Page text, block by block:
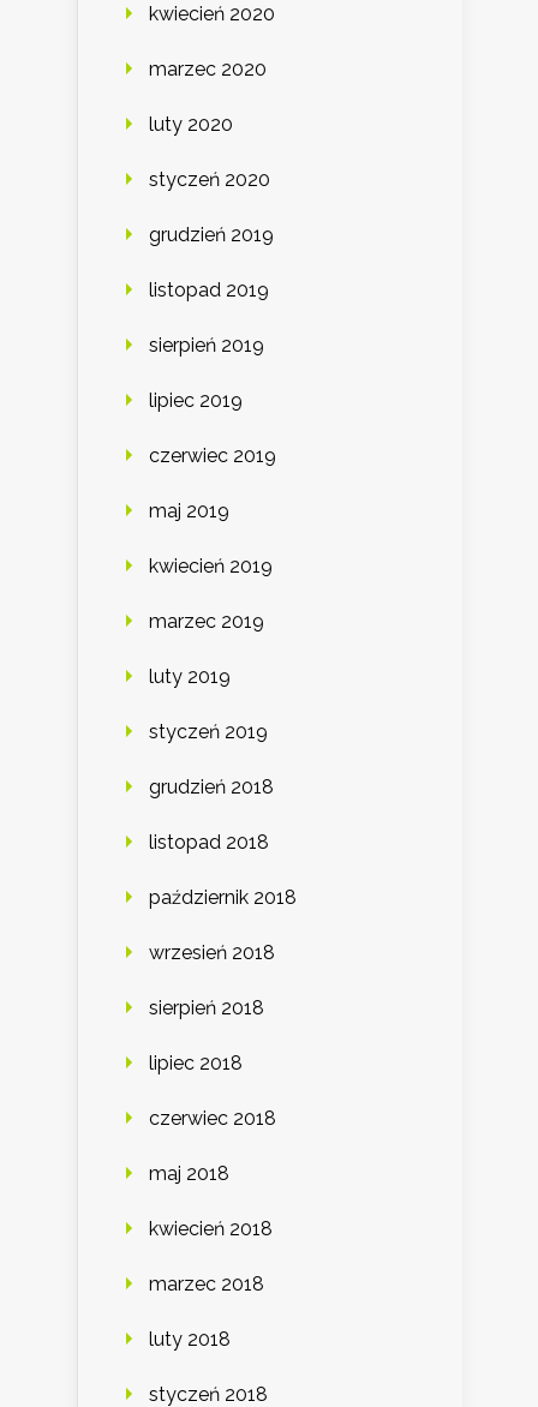
kwiecień 2020
marzec 2020
luty 2020
styczeń 2020
grudzień 2019
listopad 2019
sierpień 2019
lipiec 2019
czerwiec 2019
maj 2019
kwiecień 2019
marzec 2019
luty 2019
styczeń 2019
grudzień 2018
listopad 2018
październik 2018
wrzesień 2018
sierpień 2018
lipiec 2018
czerwiec 2018
maj 2018
kwiecień 2018
marzec 2018
luty 2018
styczeń 2018